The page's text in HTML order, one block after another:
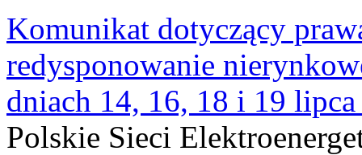
Komunikat dotyczący
redysponowanie
dniach 14, 16, 18 i 19
Polskie Sieci